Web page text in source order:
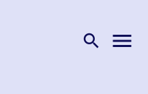
search menu